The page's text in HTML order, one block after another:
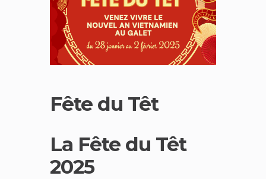
Fête du Têt
La Fête du Têt
2025